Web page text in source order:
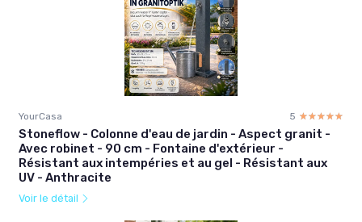
YourCasa 5 ☆☆☆☆☆
★★★★★
Stoneflow - Colonne d'eau de jardin - Aspect granit -
Avec robinet - 90 cm - Fontaine d'extérieur -
Résistant aux intempéries et au gel - Résistant aux
UV - Anthracite
Voir le détail